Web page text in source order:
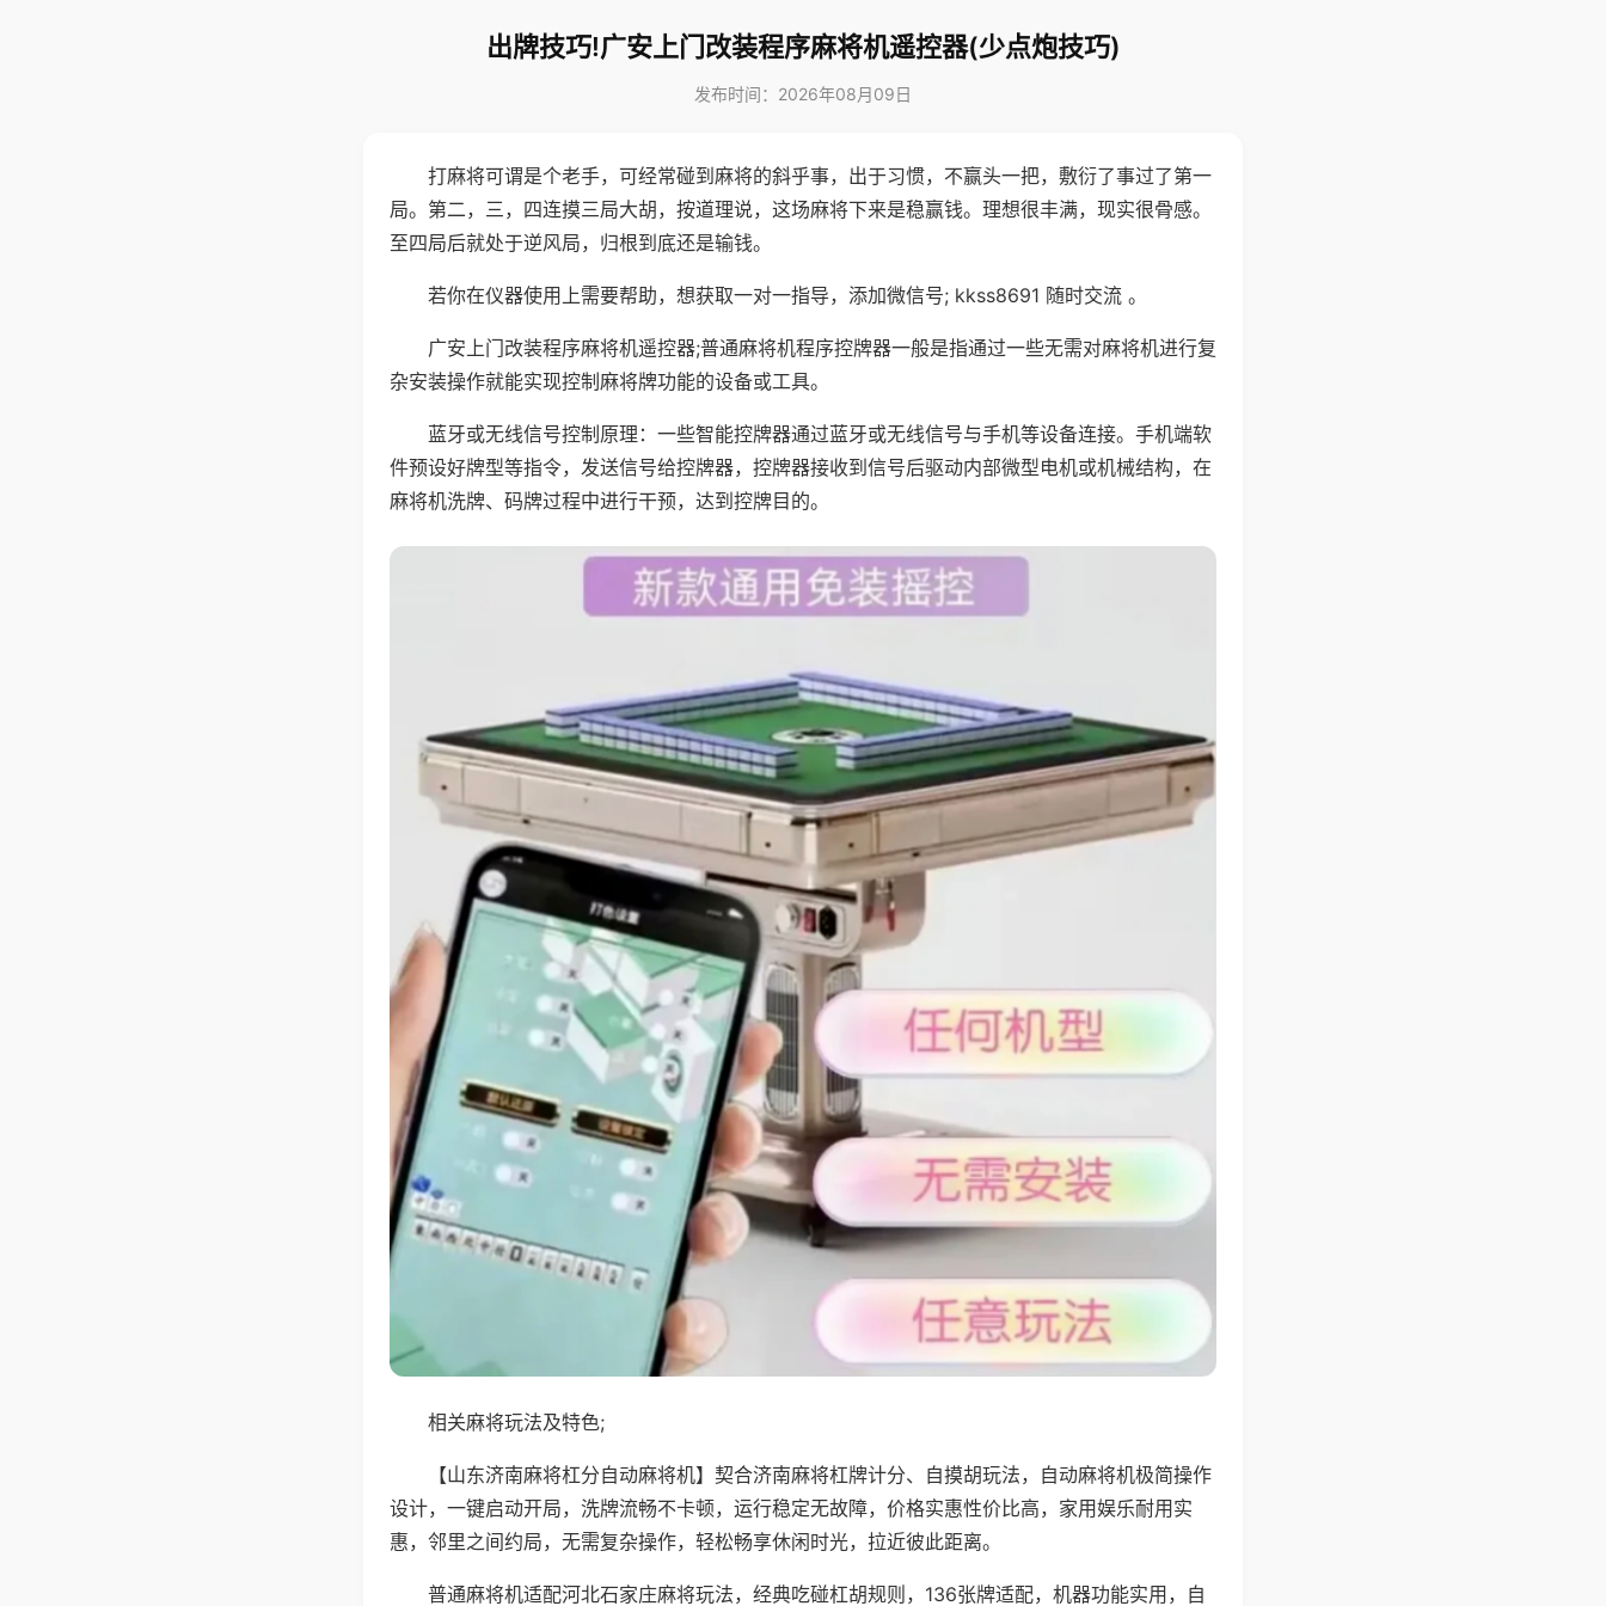
出牌技巧!广安上门改装程序麻将机遥控器(少点炮技巧)
发布时间：2026年08月09日
打麻将可谓是个老手，可经常碰到麻将的斜乎事，出于习惯，不赢头一把，敷衍了事过了第一
局。第二，三，四连摸三局大胡，按道理说，这场麻将下来是稳赢钱。理想很丰满，现实很骨感。
至四局后就处于逆风局，归根到底还是输钱。
若你在仪器使用上需要帮助，想获取一对一指导，添加微信号; kkss8691 随时交流 。
广安上门改装程序麻将机遥控器;普通麻将机程序控牌器一般是指通过一些无需对麻将机进行复
杂安装操作就能实现控制麻将牌功能的设备或工具。
蓝牙或无线信号控制原理：一些智能控牌器通过蓝牙或无线信号与手机等设备连接。手机端软
件预设好牌型等指令，发送信号给控牌器，控牌器接收到信号后驱动内部微型电机或机械结构，在
麻将机洗牌、码牌过程中进行干预，达到控牌目的。
相关麻将玩法及特色;
【山东济南麻将杠分自动麻将机】契合济南麻将杠牌计分、自摸胡玩法，自动麻将机极简操作
设计，一键启动开局，洗牌流畅不卡顿，运行稳定无故障，价格实惠性价比高，家用娱乐耐用实
惠，邻里之间约局，无需复杂操作，轻松畅享休闲时光，拉近彼此距离。
普通麻将机适配河北石家庄麻将玩法，经典吃碰杠胡规则，136张牌适配，机器功能实用，自